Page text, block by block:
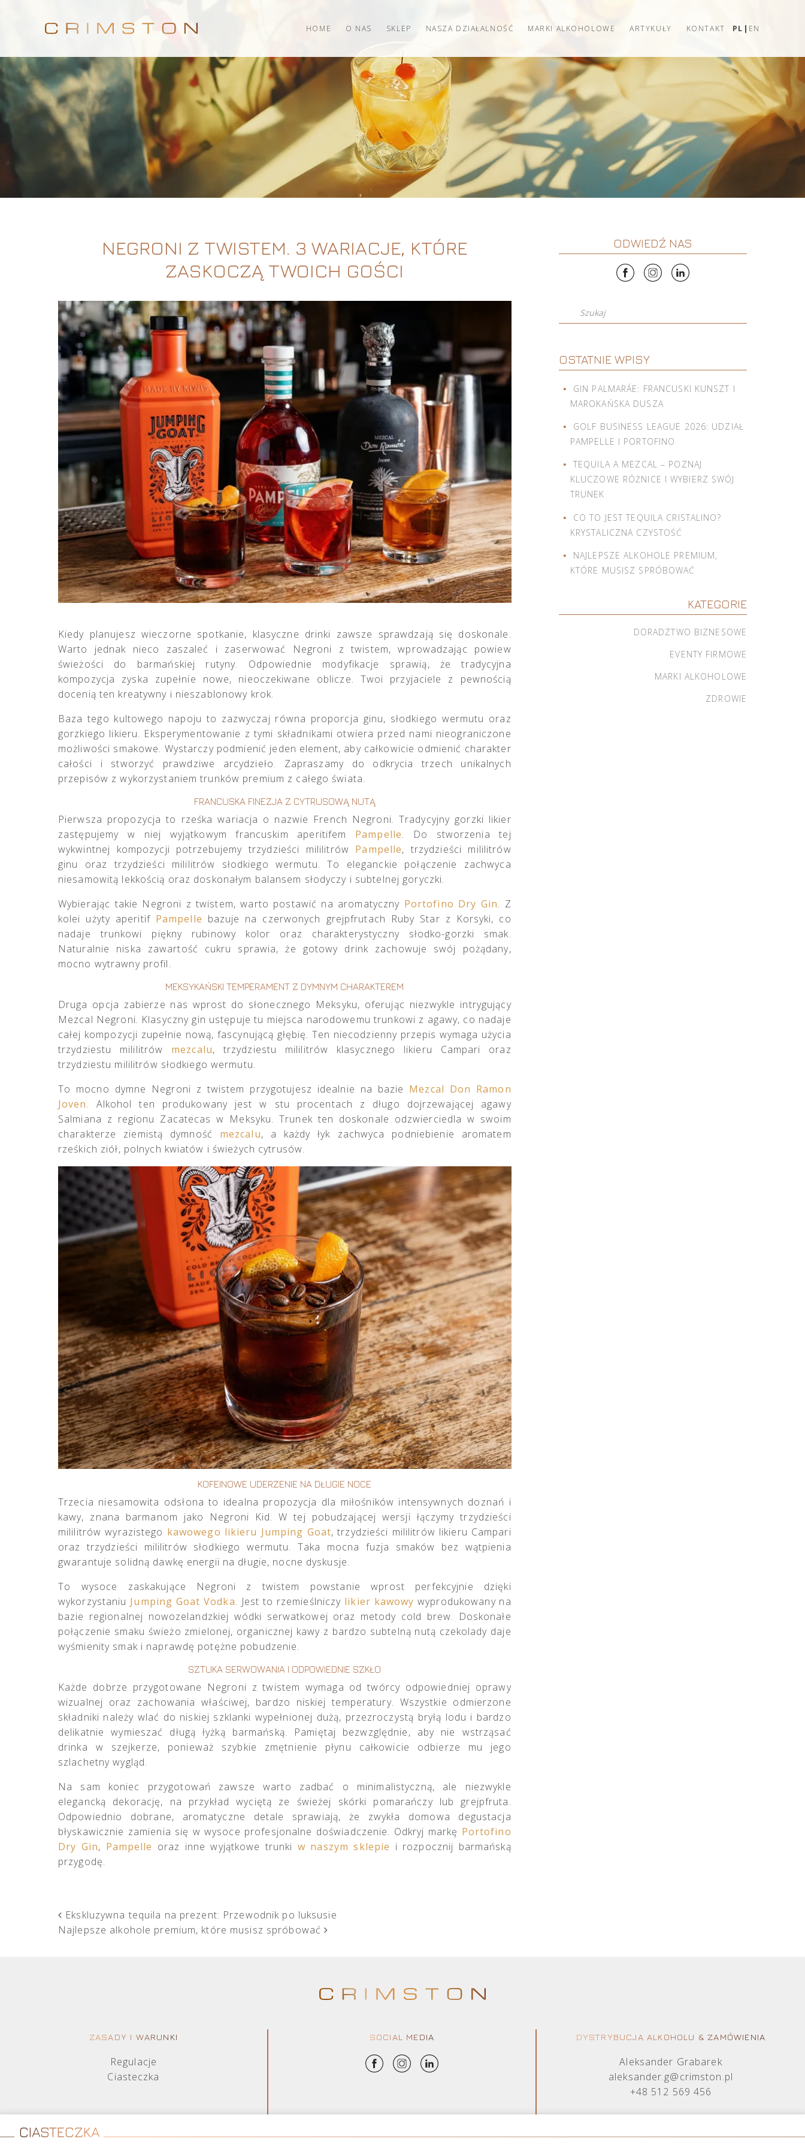
HOME O NAS SKLEP NASZA DZIAŁALNOŚĆ MARKI ALKOHOLOWE ARTYKUŁY KONTAKT PL EN
NEGRONI Z TWISTEM. 3 WARIACJE, KTÓRE
ZASKOCZĄ TWOICH GOŚCI
Kiedy planujesz wieczorne spotkanie, klasyczne drinki zawsze sprawdzają się doskonale.
Warto jednak nieco zaszaleć i zaserwować Negroni z twistem, wprowadzając powiew
świeżości do barmańskiej rutyny. Odpowiednie modyfikacje sprawią, że tradycyjna
kompozycja zyska zupełnie nowe, nieoczekiwane oblicze. Twoi przyjaciele z pewnością
docenią ten kreatywny i nieszablonowy krok.
Baza tego kultowego napoju to zazwyczaj równa proporcja ginu, słodkiego wermutu oraz
gorzkiego likieru. Eksperymentowanie z tymi składnikami otwiera przed nami nieograniczone
możliwości smakowe. Wystarczy podmienić jeden element, aby całkowicie odmienić charakter
całości i stworzyć prawdziwe arcydzieło. Zapraszamy do odkrycia trzech unikalnych
przepisów z wykorzystaniem trunków premium z całego świata.
FRANCUSKA FINEZJA Z CYTRUSOWĄ NUTĄ
Pierwsza propozycja to rześka wariacja o nazwie French Negroni. Tradycyjny gorzki likier
zastępujemy w niej wyjątkowym francuskim aperitifem Pampelle. Do stworzenia tej
wykwintnej kompozycji potrzebujemy trzydzieści mililitrów Pampelle, trzydzieści mililitrów
ginu oraz trzydzieści mililitrów słodkiego wermutu. To eleganckie połączenie zachwyca
niesamowitą lekkością oraz doskonałym balansem słodyczy i subtelnej goryczki.
Wybierając takie Negroni z twistem, warto postawić na aromatyczny Portofino Dry Gin. Z
kolei użyty aperitif Pampelle bazuje na czerwonych grejpfrutach Ruby Star z Korsyki, co
nadaje trunkowi piękny rubinowy kolor oraz charakterystyczny słodko-gorzki smak.
Naturalnie niska zawartość cukru sprawia, że gotowy drink zachowuje swój pożądany,
mocno wytrawny profil.
MEKSYKAŃSKI TEMPERAMENT Z DYMNYM CHARAKTEREM
Druga opcja zabierze nas wprost do słonecznego Meksyku, oferując niezwykle intrygujący
Mezcal Negroni. Klasyczny gin ustępuje tu miejsca narodowemu trunkowi z agawy, co nadaje
całej kompozycji zupełnie nową, fascynującą głębię. Ten niecodzienny przepis wymaga użycia
trzydziestu mililitrów mezcalu, trzydziestu mililitrów klasycznego likieru Campari oraz
trzydziestu mililitrów słodkiego wermutu.
To mocno dymne Negroni z twistem przygotujesz idealnie na bazie Mezcal Don Ramon
Joven. Alkohol ten produkowany jest w stu procentach z długo dojrzewającej agawy
Salmiana z regionu Zacatecas w Meksyku. Trunek ten doskonale odzwierciedla w swoim
charakterze ziemistą dymność mezcalu, a każdy łyk zachwyca podniebienie aromatem
rześkich ziół, polnych kwiatów i świeżych cytrusów.
KOFEINOWE UDERZENIE NA DŁUGIE NOCE
Trzecia niesamowita odsłona to idealna propozycja dla miłośników intensywnych doznań i
kawy, znana barmanom jako Negroni Kid. W tej pobudzającej wersji łączymy trzydzieści
mililitrów wyrazistego kawowego likieru Jumping Goat, trzydzieści mililitrów likieru Campari
oraz trzydzieści mililitrów słodkiego wermutu. Taka mocna fuzja smaków bez wątpienia
gwarantuje solidną dawkę energii na długie, nocne dyskusje.
To wysoce zaskakujące Negroni z twistem powstanie wprost perfekcyjnie dzięki
wykorzystaniu Jumping Goat Vodka. Jest to rzemieślniczy likier kawowy wyprodukowany na
bazie regionalnej nowozelandzkiej wódki serwatkowej oraz metody cold brew. Doskonałe
połączenie smaku świeżo zmielonej, organicznej kawy z bardzo subtelną nutą czekolady daje
wyśmienity smak i naprawdę potężne pobudzenie.
SZTUKA SERWOWANIA I ODPOWIEDNIE SZKŁO
Każde dobrze przygotowane Negroni z twistem wymaga od twórcy odpowiedniej oprawy
wizualnej oraz zachowania właściwej, bardzo niskiej temperatury. Wszystkie odmierzone
składniki należy wlać do niskiej szklanki wypełnionej dużą, przezroczystą bryłą lodu i bardzo
delikatnie wymieszać długą łyżką barmańską. Pamiętaj bezwzględnie, aby nie wstrząsać
drinka w szejkerze, ponieważ szybkie zmętnienie płynu całkowicie odbierze mu jego
szlachetny wygląd.
Na sam koniec przygotowań zawsze warto zadbać o minimalistyczną, ale niezwykle
elegancką dekorację, na przykład wyciętą ze świeżej skórki pomarańczy lub grejpfruta.
Odpowiednio dobrane, aromatyczne detale sprawiają, że zwykła domowa degustacja
błyskawicznie zamienia się w wysoce profesjonalne doświadczenie. Odkryj markę Portofino
Dry Gin, Pampelle oraz inne wyjątkowe trunki w naszym sklepie i rozpocznij barmańską
przygodę.
POST NAVIGATION
Ekskluzywna tequila na prezent: Przewodnik po luksusie
Najlepsze alkohole premium, które musisz spróbować
ODWIEDŹ NAS
Szukaj
OSTATNIE WPISY
GIN PALMARÁE: FRANCUSKI KUNSZT I
MAROKAŃSKA DUSZA
GOLF BUSINESS LEAGUE 2026: UDZIAŁ
PAMPELLE I PORTOFINO
TEQUILA A MEZCAL – POZNAJ
KLUCZOWE RÓŻNICE I WYBIERZ SWÓJ
TRUNEK
CO TO JEST TEQUILA CRISTALINO?
KRYSTALICZNA CZYSTOŚĆ
NAJLEPSZE ALKOHOLE PREMIUM,
KTÓRE MUSISZ SPRÓBOWAĆ
KATEGORIE
DORADZTWO BIZNESOWE
EVENTY FIRMOWE
MARKI ALKOHOLOWE
ZDROWIE
ZASADY I WARUNKI
Regulacje
Ciasteczka
SOCIAL MEDIA DYSTRYBUCJA ALKOHOLU & ZAMÓWIENIA
Aleksander Grabarek
aleksander.g@crimston.pl
+48 512 569 456
mateusz.s@crimston.pl
CIASTECZKA